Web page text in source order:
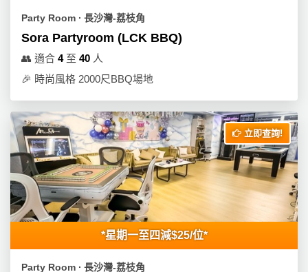
Party Room ∙ 長沙灣-荔枝角
Sora Partyroom (LCK BBQ)
👥 適合 4至 40 人
🎉 時尚風格 2000尺BBQ場地
立即查詢!
*星期一至四減$25/位*
Party Room ∙ 長沙灣-荔枝角